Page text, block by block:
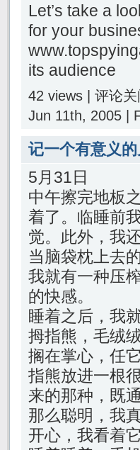
Let’s take a
for your
its audience
42 views | 评论关
Jun 11th, 2005 |
记一个有意义
5月31日
中午擦完地板
着了。临睡前
觉。此外，我
当脑袋枕上去
我就有一种压
的快感。
睡着之后，我
拇指熊，毛绒
搁在掌心，任
指熊放进一根
来的那种，既
那么聪明，我
开心，我看着